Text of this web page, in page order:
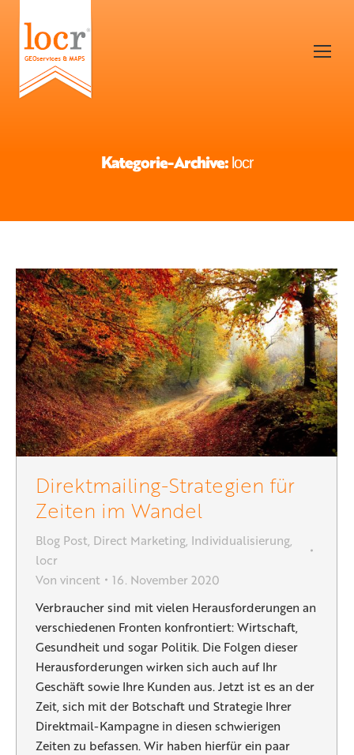
Kategorie-Archive: locr
Direktmailing-Strategien für
Zeiten im Wandel
Blog Post, Direct Marketing, Individualisierung,
locr
Von vincent
16. November 2020
Verbraucher sind mit vielen Herausforderungen an
verschiedenen Fronten konfrontiert: Wirtschaft,
Gesundheit und sogar Politik. Die Folgen dieser
Herausforderungen wirken sich auch auf Ihr
Geschäft sowie Ihre Kunden aus. Jetzt ist es an der
Zeit, sich mit der Botschaft und Strategie Ihrer
Direktmail-Kampagne in diesen schwierigen
Zeiten zu befassen. Wir haben hierfür ein paar